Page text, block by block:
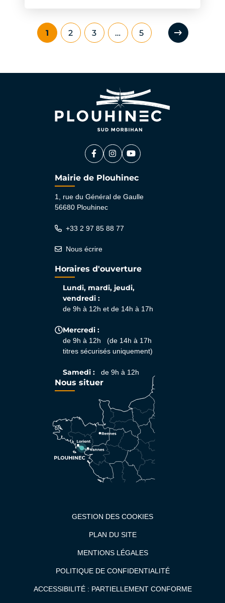
1 2 3 … 5
Page
Facebook
(ouverture dans un nouvel onglet)
Instagram
(ouverture dans un nouvel
YouTube
(ouverture dans un
Mairie de Plouhinec
1, rue du Général de Gaulle
56680 Plouhinec
+33 2 97 85 88 77
Nous écrire
Horaires d'ouverture
Lundi, mardi, jeudi,
vendredi :
de 9h à 12h et de 14h à 17h
Mercredi :
de 9h à 12h (de 14h à 17h
titres sécurisés uniquement)
Samedi : de 9h à 12h
Nous situer
GESTION DES COOKIES
PLAN DU SITE
MENTIONS LÉGALES
POLITIQUE DE CONFIDENTIALITÉ
ACCESSIBILITÉ : PARTIELLEMENT CONFORME